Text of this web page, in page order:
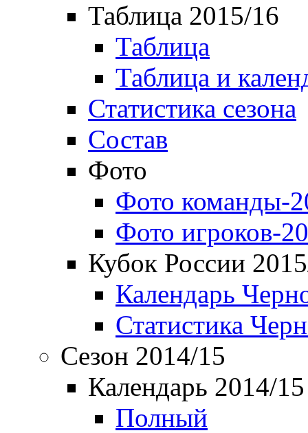
Таблица 2015/16
Таблица
Таблица и
Статистика сезона
Состав
Фото
Фото команды-
Фото игроков-
Кубок России
Календарь
Статистика
Сезон 2014/15
Календарь 2014/15
Полный